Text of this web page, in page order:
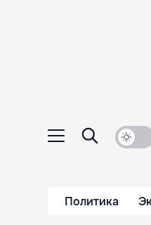
Политика